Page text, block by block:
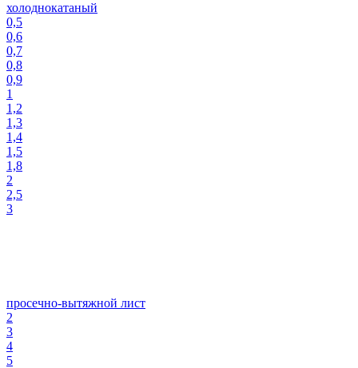
холоднокатаный
0,5
0,6
0,7
0,8
0,9
1
1,2
1,3
1,4
1,5
1,8
2
2,5
3
просечно-вытяжной лист
2
3
4
5